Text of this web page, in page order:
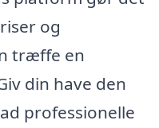
og
træffe en
din have den
professionelle